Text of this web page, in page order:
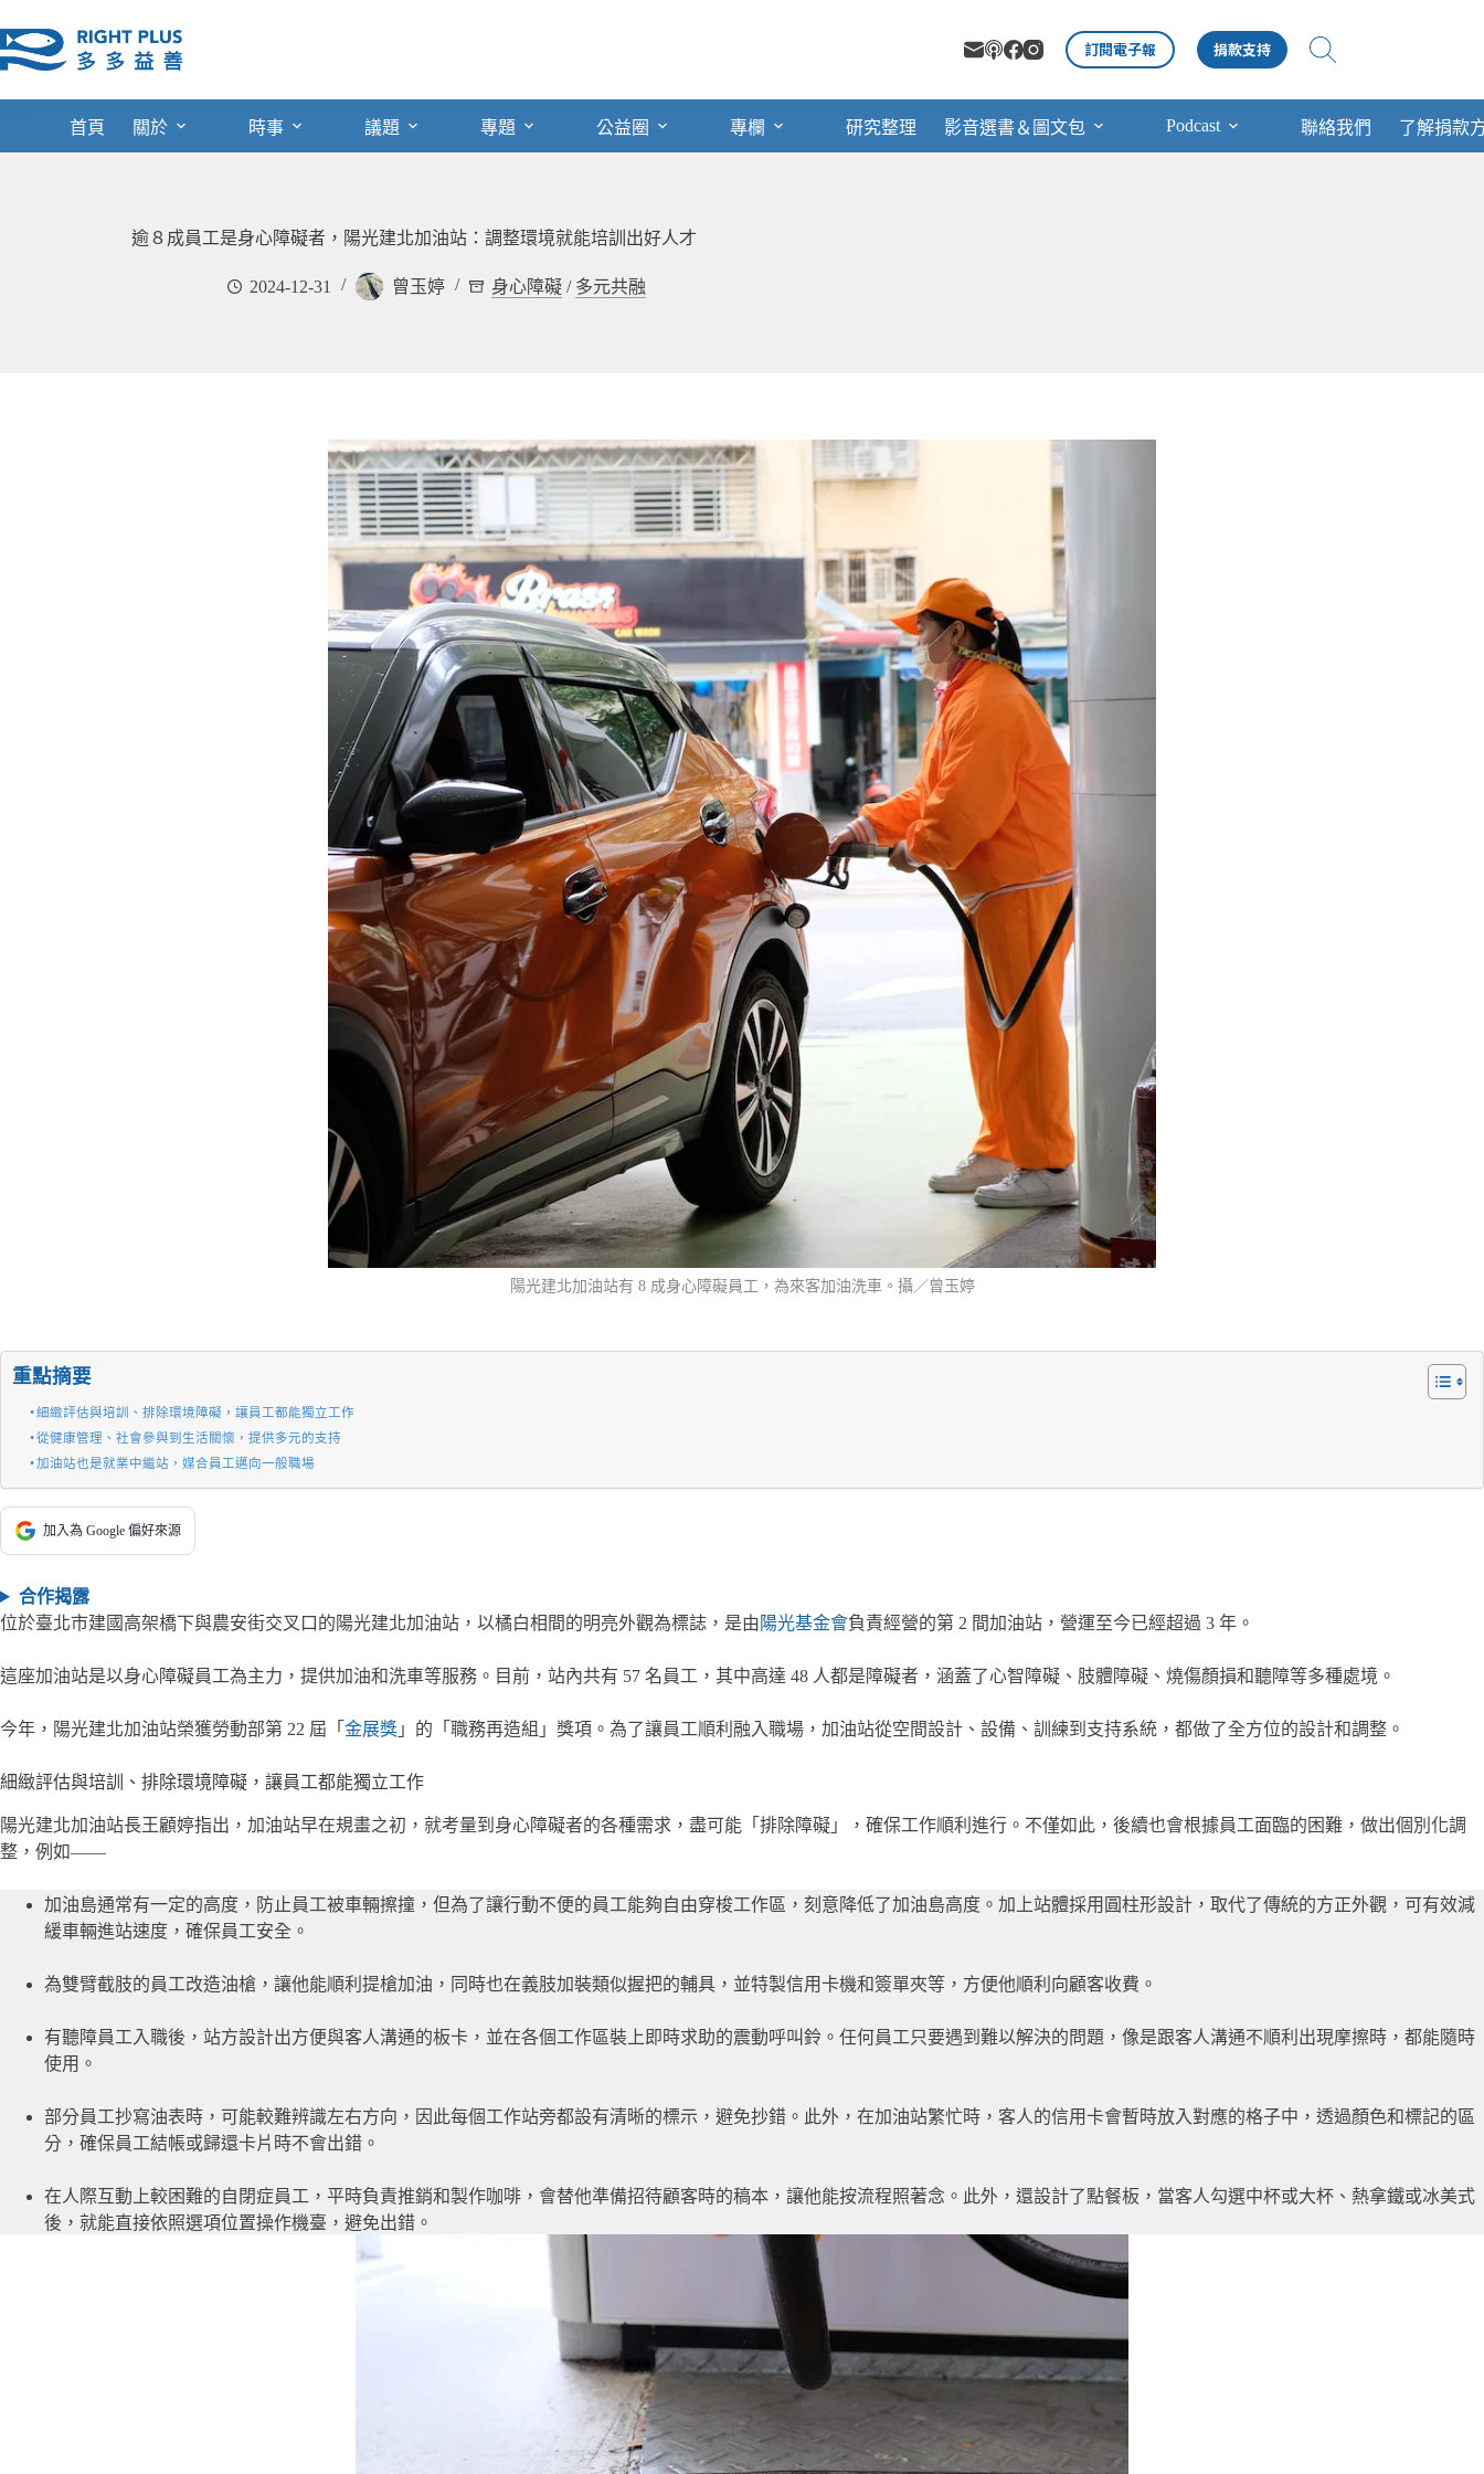
至
主
訂閱電子報 捐款支持
首頁 關於 時事 議題 專題 公益圈 專欄 研究整理 影音選書＆圖文包 Podcast 聯絡我們 了解捐款
逾８成員工是身心障礙者，陽光建北加油站：調整環境就能培訓出好人才
2024-12-31 曾玉婷 身心障礙/ 多元共融
陽光建北加油站有 8 成身心障礙員工，為來客加油洗車。攝／曾玉婷
重點摘要
細緻評估與培訓、排除環境障礙，讓員工都能獨立工作
從健康管理、社會參與到生活關懷，提供多元的支持
加油站也是就業中繼站，媒合員工邁向一般職場
加入為 Google 偏好來源
合作揭露
位於臺北市建國高架橋下與農安街交叉口的陽光建北加油站，以橘白相間的明亮外觀為標誌，是由 陽光基金會負責經營的第 2 間加油站，營運至今已經超過 3 年。
這座加油站是以身心障礙員工為主力，提供加油和洗車等服務。目前，站內共有 57 名員工，其中高達 48 人都是障礙者，涵蓋了心智障礙、肢體障礙、燒傷顏損和聽障等多種處境。
今年，陽光建北加油站榮獲勞動部第 22 屆「 金展獎 」的「職務再造組」獎項。為了讓員工順利融入職場，加油站從空間設計、設備、訓練到支持系統，都做了全方位的設計和調整。
細緻評估與培訓、排除環境障礙，讓員工都能獨立工作
陽光建北加油站長王顧婷指出，加油站早在規畫之初，就考量到身心障礙者的各種需求，盡可能「排除障礙」，確保工作順利進行。不僅如此，後續也會根據員工面臨的困難，做出個別化調
整，例如——
加油島通常有一定的高度，防止員工被車輛擦撞，但為了讓行動不便的員工能夠自由穿梭工作區，刻意降低了加油島高度。加上站體採用圓柱形設計，取代了傳統的方正外觀，可有效減
緩車輛進站速度，確保員工安全。
為雙臂截肢的員工改造油槍，讓他能順利提槍加油，同時也在義肢加裝類似握把的輔具，並特製信用卡機和簽單夾等，方便他順利向顧客收費。
有聽障員工入職後，站方設計出方便與客人溝通的板卡，並在各個工作區裝上即時求助的震動呼叫鈴。任何員工只要遇到難以解決的問題，像是跟客人溝通不順利出現摩擦時，都能隨時
使用。
部分員工抄寫油表時，可能較難辨識左右方向，因此每個工作站旁都設有清晰的標示，避免抄錯。此外，在加油站繁忙時，客人的信用卡會暫時放入對應的格子中，透過顏色和標記的區
分，確保員工結帳或歸還卡片時不會出錯。
在人際互動上較困難的自閉症員工，平時負責推銷和製作咖啡，會替他準備招待顧客時的稿本，讓他能按流程照著念。此外，還設計了點餐板，當客人勾選中杯或大杯、熱拿鐵或冰美式
後，就能直接依照選項位置操作機臺，避免出錯。